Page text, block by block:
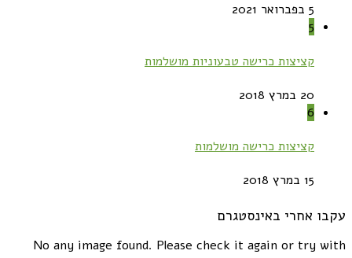
5 בפברואר 2021
5
קציצות כרישה טבעוניות מושלמות
20 במרץ 2018
6
קציצות כרישה מושלמות
15 במרץ 2018
עקבו אחרי באינסטגרם
No any image found. Please check it again or try with